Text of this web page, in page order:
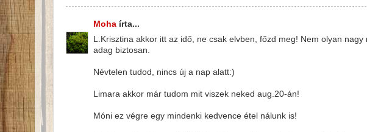
Moha írta...
L.Krisztina akkor itt az idő, ne csak elvben, főzd meg! Nem olyan
adag biztosan.
Névtelen tudod, nincs új a nap alatt:)
Limara akkor már tudom mit viszek neked aug.20-án!
Móni ez végre egy mindenki kedvence étel nálunk is!